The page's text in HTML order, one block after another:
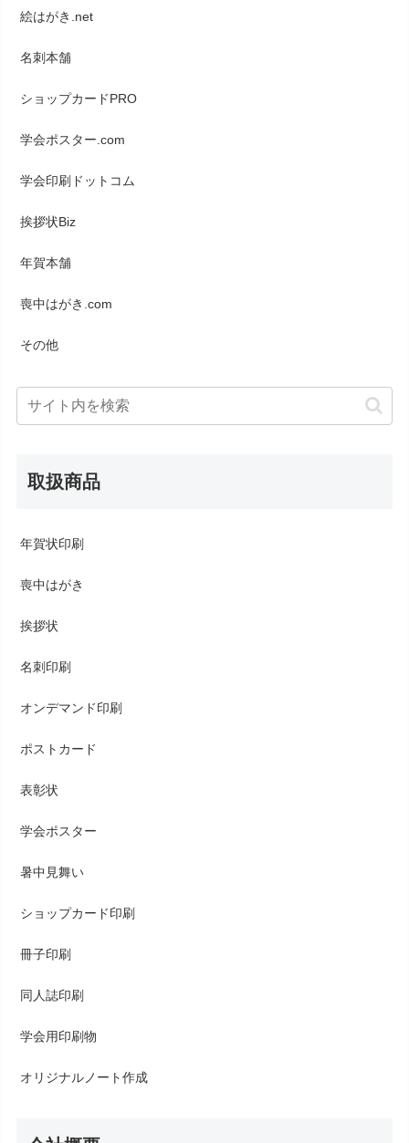
絵はがき.net
名刺本舗
ショップカードPRO
学会ポスター.com
学会印刷ドットコム
挨拶状Biz
年賀本舗
喪中はがき.com
その他
取扱商品
年賀状印刷
喪中はがき
挨拶状
名刺印刷
オンデマンド印刷
ポストカード
表彰状
学会ポスター
暑中見舞い
ショップカード印刷
冊子印刷
同人誌印刷
学会用印刷物
オリジナルノート作成